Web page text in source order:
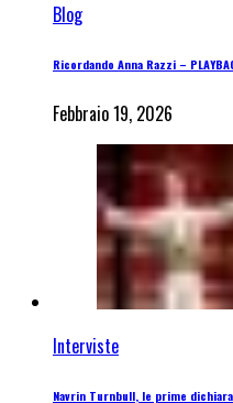
Blog
Ricordando Anna Razzi –
Febbraio 19, 2026
Interviste
Navrin Turnbull, le prime